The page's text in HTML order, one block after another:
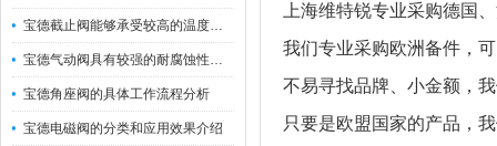
宝德截止阀能够承受较高的温度和压力
宝德气动阀具有较强的耐腐蚀性和抗震性
宝德角座阀的具体工作流程分析
宝德电磁阀的分类和应用效果介绍
上海维特锐专业采购德国
我们专业采购欧洲备件，
不易寻找品牌、小金额，
只要是欧盟国家的产品，